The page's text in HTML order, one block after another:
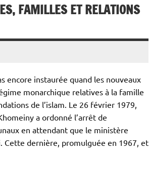
FAMILLES ET RELATIONS
encore instaurée quand les nouveaux
monarchique relatives à la famille
de l’islam. Le 26 février 1979,
a ordonné l’arrêt de
en attendant que le ministère
Cette dernière, promulguée en 1967, et